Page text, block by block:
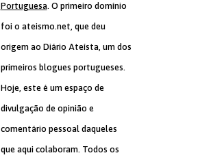
Portuguesa. O primeiro domínio
foi o ateismo.net, que deu
origem ao Diário Ateísta, um dos
primeiros blogues portugueses.
Hoje, este é um espaço de
divulgação de opinião e
comentário pessoal daqueles
que aqui colaboram. Todos os